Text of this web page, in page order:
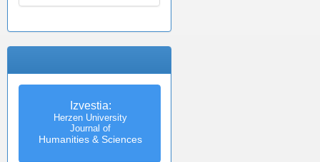
Izvestia:
Herzen University
Journal of
Humanities & Sciences